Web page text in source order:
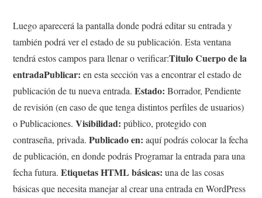
Luego aparecerá la pantalla donde podrá editar su entrada y
también podrá ver el estado de su publicación. Esta ventana
tendrá estos campos para llenar o verificar:Titulo Cuerpo de la
entradaPublicar: en esta sección vas a encontrar el estado de
publicación de tu nueva entrada.Estado: Borrador, Pendiente
de revisión (en caso de que tenga distintos perfiles de usuarios)
o Publicaciones.Visibilidad: público, protegido con
contraseña, privada.Publicado en: aquí podrás colocar la fecha
de publicación, en donde podrás Programar la entrada para una
fecha futura.Etiquetas HTML básicas: una de las cosas
básicas que necesita manejar al crear una entrada en WordPress